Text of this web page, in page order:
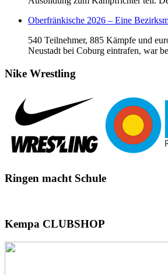
Oberfränkische 2026 – Eine
540 Teilnehmer, 885 Kämpfe und
Neustadt bei Coburg eintrafen, war
Nike Wrestling
Ringen macht Schule
Kempa CLUBSHOP